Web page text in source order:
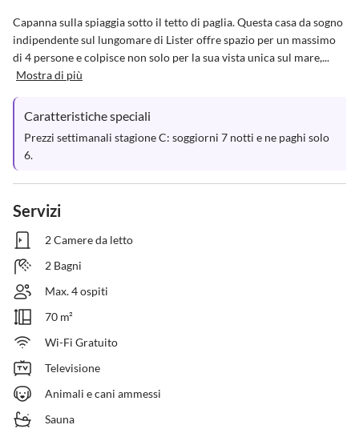
Capanna sulla spiaggia sotto il tetto di paglia. Questa casa da sogno
indipendente sul lungomare di Lister offre spazio per un massimo
di 4 persone e colpisce non solo per la sua vista unica sul mare,...
Mostra di più
Caratteristiche speciali
Prezzi settimanali stagione C: soggiorni 7 notti e ne paghi solo
6.
Servizi
2 Camere da letto
2 Bagni
Max. 4 ospiti
70 m²
Wi-Fi Gratuito
Televisione
Animali e cani ammessi
Sauna